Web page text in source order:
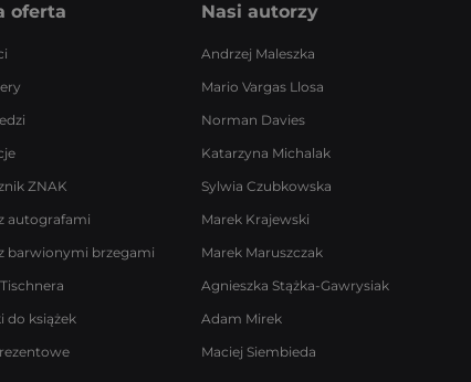
oferta
ZNAK
autografami
barwionymi brzegami
do książek
Nasi autorzy
Andrzej Maleszka
Mario Vargas Llosa
Norman Davies
Katarzyna Michalak
Sylwia Czubkowska
Marek Krajewski
Marek Maruszczak
Agnieszka Stążka-Gawrysiak
Adam Mirek
Maciej Siembieda